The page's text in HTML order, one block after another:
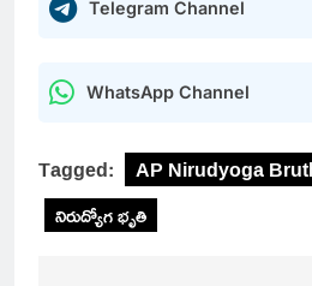
Telegram Channel
WhatsApp Channel
Tagged:
AP Nirudyoga
నిరుద్యోగ భృతి